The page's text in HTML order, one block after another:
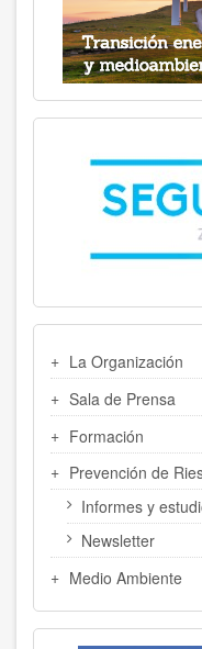
LATERAL
La Organización
Sala de Prensa
Formación
Prevención de
Informes y
Newsletter
Medio Ambiente